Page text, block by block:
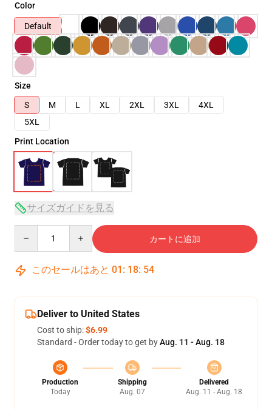
Color
Default
Size
S
M L XL 2XL 3XL
4XL
5XL
Print Location
サイズガイドを見る
カートに追加
このセールはあと 01 : 18: 53
Deliver to United States
Cost to ship:$6.99
Standard - Order today to get byAug. 11 - Aug. 18
Production
Today
Shipping
Aug. 07
Delivered
Aug. 11 - Aug. 18